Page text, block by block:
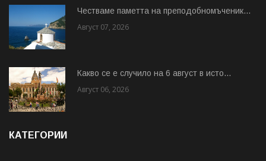
Честваме паметта на преподобномъченик...
Август 07, 2026
Какво се е случило на 6 август в исто...
Август 06, 2026
КАТЕГОРИИ